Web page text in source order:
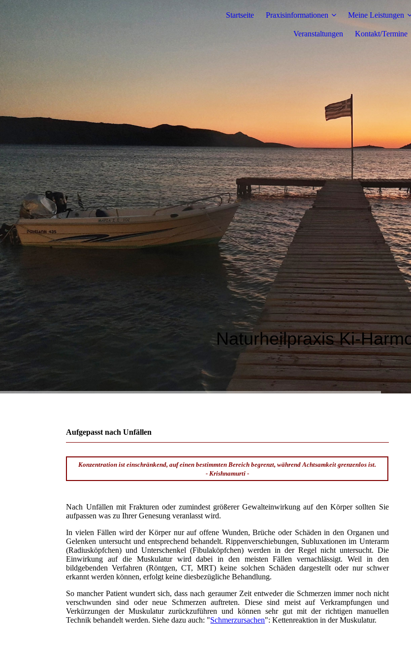
Startseite Praxisinformationen Meine Leistungen
Veranstaltungen Kontakt/Termine
Naturheilpraxis Ki-
Aufgepasst nach Unfällen
Konzentration ist einschränkend, auf einen bestimmten Bereich begrenzt, während Achtsamkeit grenzenlos ist.
- Krishnamurti -
Nach Unfällen mit Frakturen oder zumindest größerer Gewalteinwirkung auf den Körper sollten Sie
aufpassen was zu Ihrer Genesung veranlasst wird.
In vielen Fällen wird der Körper nur auf offene Wunden, Brüche oder Schäden in den Organen und
Gelenken untersucht und entsprechend behandelt. Rippenverschiebungen, Subluxationen im Unterarm
(Radiusköpfchen) und Unterschenkel (Fibulaköpfchen) werden in der Regel nicht untersucht. Die
Einwirkung auf die Muskulatur wird dabei in den meisten Fällen vernachlässigt. Weil in den
bildgebenden Verfahren (Röntgen, CT, MRT) keine solchen Schäden dargestellt oder nur schwer
erkannt werden können, erfolgt keine diesbezügliche Behandlung.
So mancher Patient wundert sich, dass nach geraumer Zeit entweder die Schmerzen immer noch nicht
verschwunden sind oder neue Schmerzen auftreten. Diese sind meist auf Verkrampfungen und
Verkürzungen der Muskulatur zurückzuführen und können sehr gut mit der richtigen manuellen
Technik behandelt werden. Siehe dazu auch: "Schmerzursachen": Kettenreaktion in der Muskulatur.